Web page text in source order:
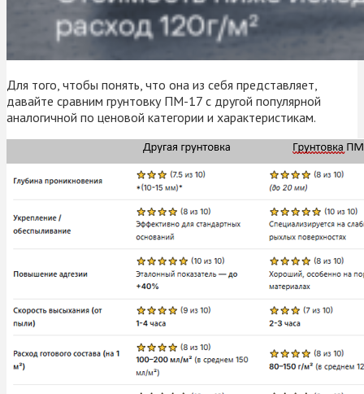
Для того, чтобы понять, что она из себя представляет,
давайте сравним грунтовку ПМ-17 с другой популярной
аналогичной по ценовой категории и характеристикам.